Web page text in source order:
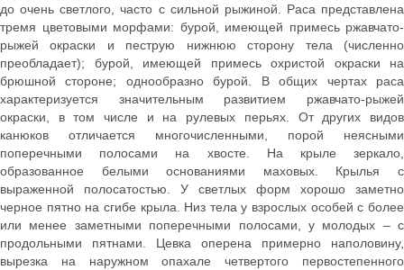
до очень светлого, часто с сильной рыжиной. Раса представлена
тремя цветовыми морфами: бурой, имеющей примесь ржавчато-
рыжей окраски и пеструю нижнюю сторону тела (численно
преобладает); бурой, имеющей примесь охристой окраски на
брюшной стороне; однообразно бурой. В общих чертах раса
характеризуется значительным развитием ржавчато-рыжей
окраски, в том числе и на рулевых перьях. От других видов
канюков отличается многочисленными, порой неясными
поперечными полосами на хвосте. На крыле зеркало,
образованное белыми основаниями маховых. Крылья с
выраженной полосатостью. У светлых форм хорошо заметно
черное пятно на сгибе крыла. Низ тела у взрослых особей с более
или менее заметными поперечными полосами, у молодых – с
продольными пятнами. Цевка оперена примерно наполовину,
вырезка на наружном опахале четвертого первостепенного